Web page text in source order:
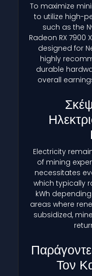
To maximize
to utilize high-
such as the
Radeon RX 7900
designed for
highly
durable
overall
Electricity
of mining
necessitates
which typically
kWh
areas where
subsidized,
Τον